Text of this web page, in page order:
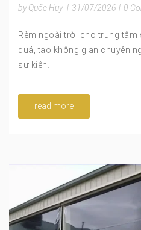
by Quốc Huy | 31/07/2026 | 0
Rèm ngoài trời cho trung tâm
quả, tạo không gian chuyên
sự kiện.
read more